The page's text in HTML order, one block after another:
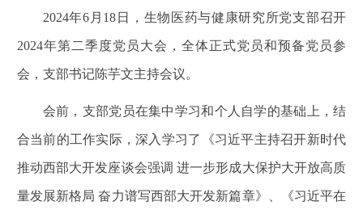
2024年6月18日，生物医药与健康研究所党支部召开
2024年第二季度党员大会，全体正式党员和预备党员参
会，支部书记陈芋文主持会议。
会前，支部党员在集中学习和个人自学的基础上，结
合当前的工作实际，深入学习了《习近平主持召开新时代
推动西部大开发座谈会强调 进一步形成大保护大开放高质
量发展新格局 奋力谱写西部大开发新篇章》、《习近平在